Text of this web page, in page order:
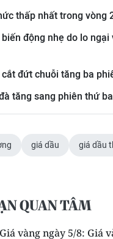
thấp nhất trong vòng
động nhẹ do lo ngại
đứt chuỗi tăng ba
tăng sang phiên thứ
giá dầu giá dầu
QUAN TÂM
Giá vàng ngày 5/8: Giá